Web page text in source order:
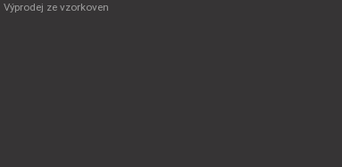
Výprodej ze vzorkoven